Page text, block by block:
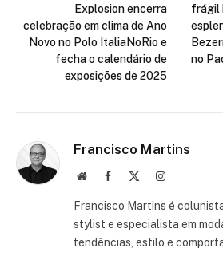
Explosion encerra
celebração em clima de Ano
Novo no Polo ItaliaNoRio e
fecha o calendário de
exposições de 2025
frágil
no
Francisco Martins
Site Facebook Instagram
Francisco Martins é
stylist e especialista em
tendências, estilo e